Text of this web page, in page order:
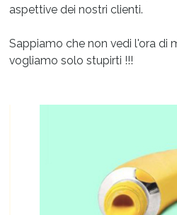
aspettive dei nostri clienti.
Sappiamo che non vedi l'ora di
vogliamo solo stupirti !!!